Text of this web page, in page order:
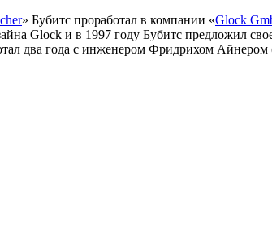
» Бубитс проработал в компании «Glock
Glock и в 1997 году Бубитс предложил
два года с инженером Фридрихом